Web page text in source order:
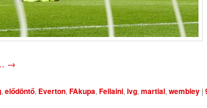
→
, elődöntő, Everton, FAkupa, Fellaini, lvg, martial, wembley |